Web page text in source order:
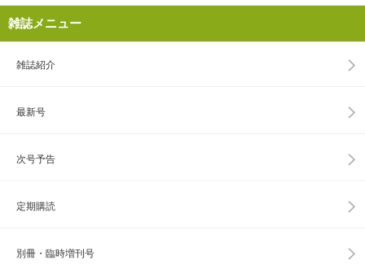
雑誌メニュー
雑誌紹介
最新号
次号予告
定期購読
別冊・臨時増刊号